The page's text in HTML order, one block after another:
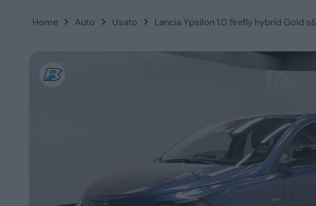
Home Auto Usato Lancia Ypsilon 1.0 firefly hybrid Gold